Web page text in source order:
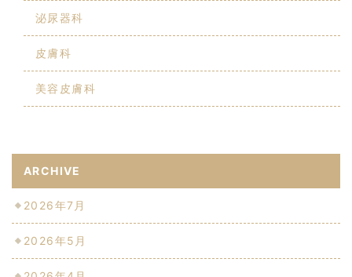
泌尿器科
皮膚科
美容皮膚科
ARCHIVE
2026年7月
2026年5月